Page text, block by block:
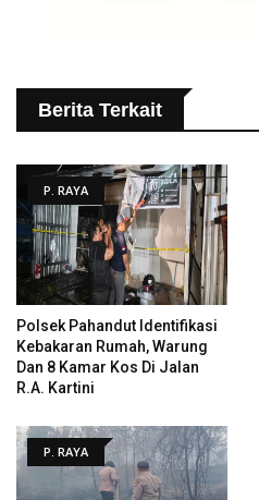
Berita Terkait
P. RAYA
Polsek Pahandut Identifikasi
Kebakaran Rumah, Warung
Dan 8 Kamar Kos Di Jalan
R.A. Kartini
P. RAYA